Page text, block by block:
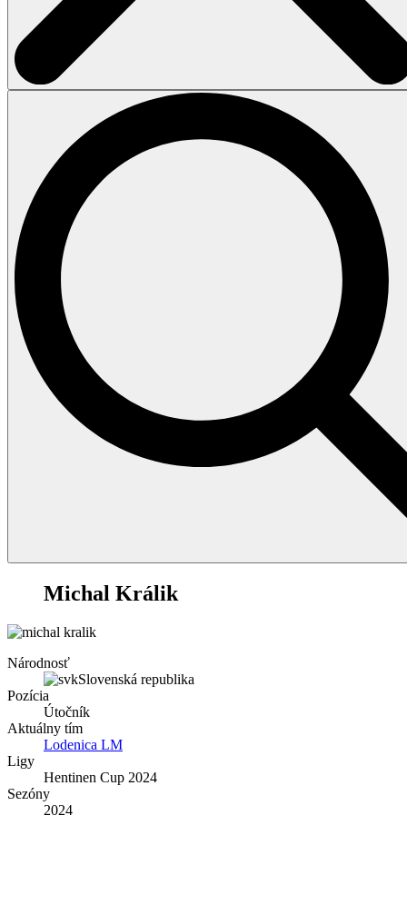
Michal Králik
Národnosť
Slovenská republika
Pozícia
Útočník
Aktuálny tím
Lodenica LM
Ligy
Hentinen Cup 2024
Sezóny
2024